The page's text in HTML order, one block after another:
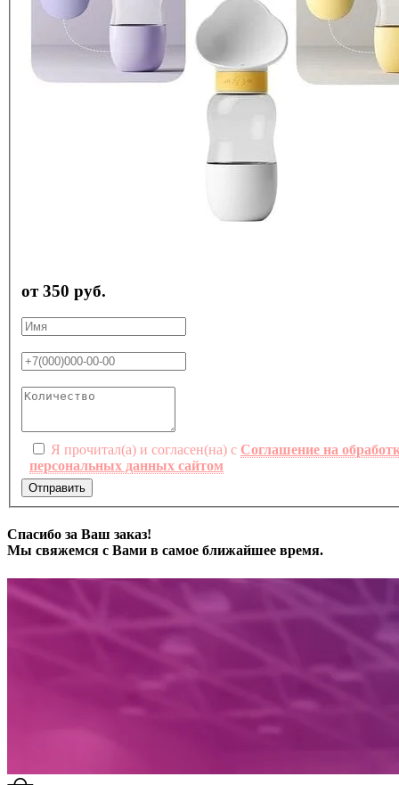
от 350 руб.
Я прочитал(а) и согласен(на) с Соглашение на
персональных данных сайтом
Отправить
Спасибо за Ваш заказ!
Мы свяжемся с Вами в самое ближайшее время.